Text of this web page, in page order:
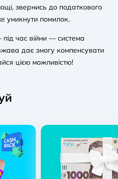
звернись до податкового
уникнути помилок.
час війни — система
дає змогу компенсувати
цією можливістю!